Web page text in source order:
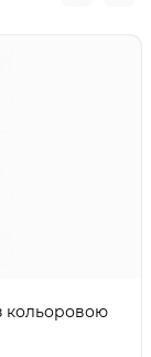
кольоровою